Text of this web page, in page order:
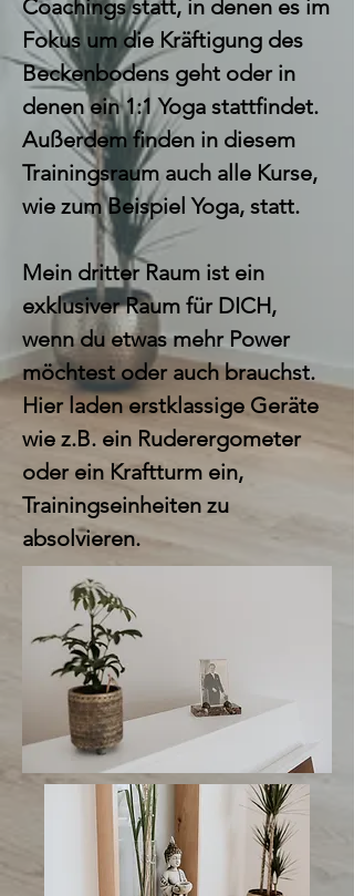
Coachings statt, in denen es im
Fokus um die Kräftigung des
Beckenbodens geht oder in
denen ein 1:1 Yoga stattfindet.
Außerdem finden in diesem
Trainingsraum auch alle Kurse,
wie zum Beispiel Yoga, statt.
Mein dritter Raum ist ein
exklusiver Raum für DICH,
wenn du etwas mehr Power
möchtest oder auch brauchst.
Hier laden erstklassige Geräte
wie z.B. ein Ruderergometer
oder ein Kraftturm ein,
Trainingseinheiten zu
absolvieren.